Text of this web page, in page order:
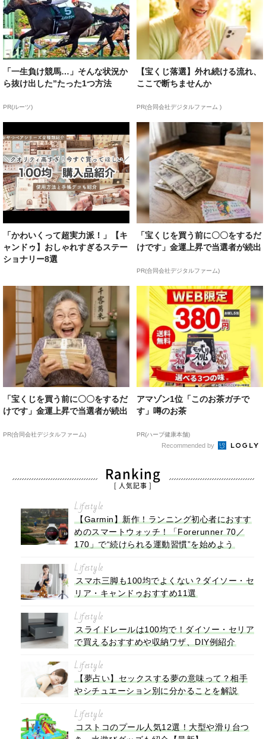
「一生負け競馬…」そんな状況か
ら抜け出した”たった1つ方法
PR(ルーツ)
【宝くじ落選】外れ続ける流れ、
ここで断ちませんか
PR(合同会社デジタルファーム )
「かわいくって超実力派！」【キ
ャンドゥ】おしゃれすぎるステー
ショナリー8選
「宝くじを買う前に〇〇をするだ
けです」金運上昇で当選者が続出
PR(合同会社デジタルファーム)
「宝くじを買う前に〇〇をするだ
けです」金運上昇で当選者が続出
PR(合同会社デジタルファーム)
アマゾン1位「このお茶ガチで
す」噂のお茶
PR(ハーブ健康本舗)
Recommended by
Ranking
[ 人気記事 ]
Lifestyle
【Garmin】新作！ランニング初心者におすす
めのスマートウォッチ！「Forerunner 70／
170」で“続けられる運動習慣”を始めよう
Lifestyle
スマホ三脚も100均でよくない？ダイソー・セ
リア・キャンドゥおすすめ11選
Lifestyle
スライドレールは100均で！ダイソー・セリア
で買えるおすすめや収納ワザ、DIY例紹介
Lifestyle
【夢占い】セックスする夢の意味って？相手
やシチュエーション別に分かることを解説
Lifestyle
コストコのプール人気12選！大型や滑り台つ